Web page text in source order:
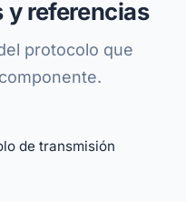
referencias
protocolo que
de transmisión